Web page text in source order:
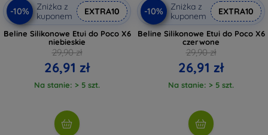
-10%
Zniżka z
kuponem
EXTRA10
Beline Silikonowe Etui do Poco X6
niebieskie
29,90 zł
26,91 zł
Na stanie: > 5 szt.
-10%
Zniżka z
kuponem
EXTRA10
Beline Silikonowe Etui do Poco X6
czerwone
29,90 zł
26,91 zł
Na stanie: > 5 szt.